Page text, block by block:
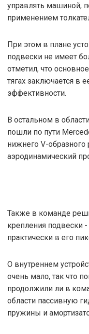
управлять машиной,
применением
При этом в плане
подвески не имеет
отметил, что
тягах заключается в
эффективности.
В остальном в
пошли по пути
нижнего V-
аэродинамический
Также в команде
крепления подвески
практически в его
О внутреннем
очень мало, так что
продолжили ли в
области пассивную
пружины и